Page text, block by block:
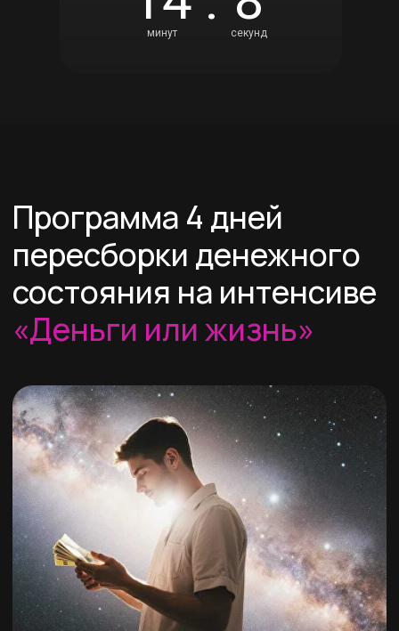
минут секунд
этим определением мы все
руководствуемся, хотя сами этого
не осознаём. Поэтому мы можем
бессознательно саботировать
финансовый рост, отказываться
от денег, избегать их и избавляться
от них.
бессознательное — показываем
на вебинаре.